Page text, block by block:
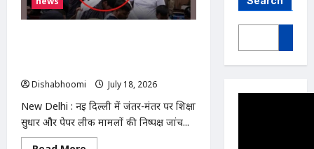
Dishabhoomi
July 18, 2026
New Delhi : नई दिल्ली में जंतर-मंतर पर शिक्षा
सुधार और पेपर लीक मामलों की निष्पक्ष जांच...